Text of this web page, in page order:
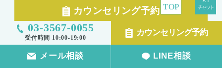
TOP
03-3567-0055
受付時間 10:00-19:00
カウンセリング予約
メール相談 LINE相談
カウンセリング予約
メール相談 LINE相談